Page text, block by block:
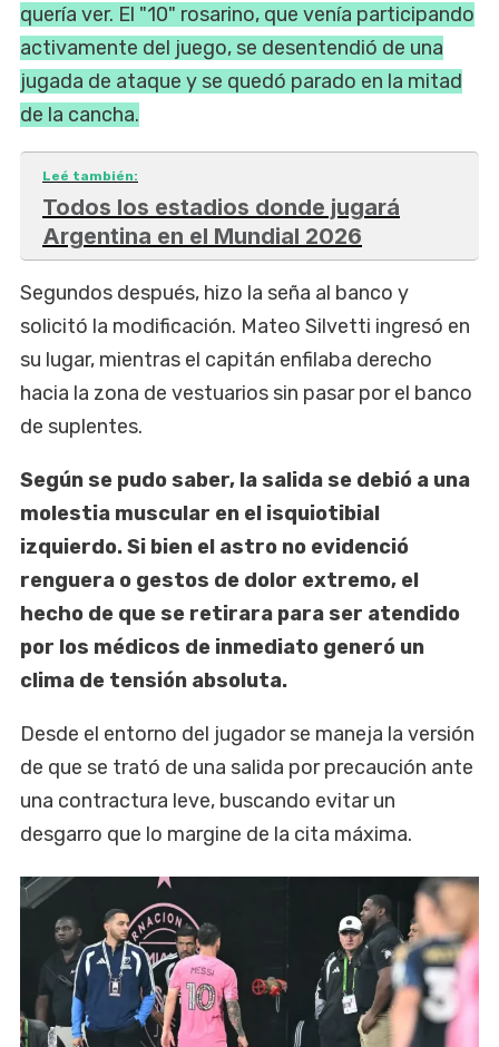
quería ver. El "10" rosarino, que venía participando
activamente del juego, se desentendió de una
jugada de ataque y se quedó parado en la mitad
de la cancha.
Leé también:
Todos los estadios donde jugará
Argentina en el Mundial 2026
Segundos después, hizo la seña al banco y
solicitó la modificación. Mateo Silvetti ingresó en
su lugar, mientras el capitán enfilaba derecho
hacia la zona de vestuarios sin pasar por el banco
de suplentes.
Según se pudo saber, la salida se debió a una
molestia muscular en el isquiotibial
izquierdo. Si bien el astro no evidenció
renguera o gestos de dolor extremo, el
hecho de que se retirara para ser atendido
por los médicos de inmediato generó un
clima de tensión absoluta.
Desde el entorno del jugador se maneja la versión
de que se trató de una salida por precaución ante
una contractura leve, buscando evitar un
desgarro que lo margine de la cita máxima.